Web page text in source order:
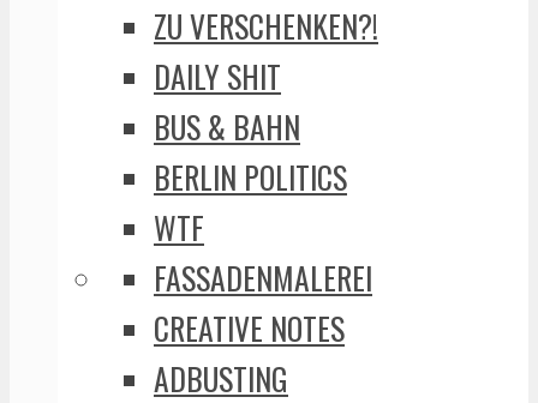
ZU VERSCHENKEN?!
DAILY SHIT
BUS & BAHN
BERLIN POLITICS
WTF
FASSADENMALEREI
CREATIVE NOTES
ADBUSTING